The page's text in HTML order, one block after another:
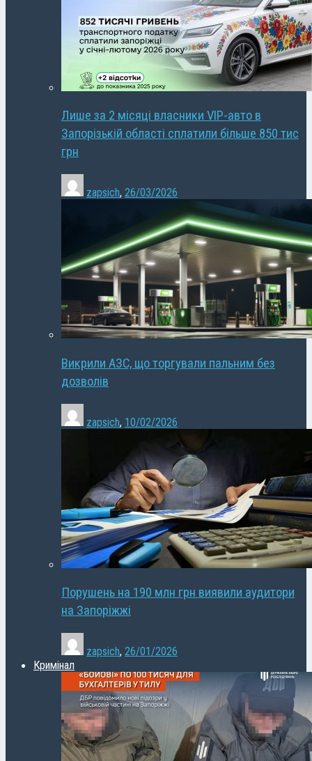
Лише за 2 місяці власники VIP-авто в
Запорізькій області сплатили більше 850 тис
грн
zapsich, 26/03/2026
Викрили АЗС, що торгували пальним без
дозволів
zapsich, 10/02/2026
Порушень на 190 млн грн виявили аудитори
на Запоріжжі
zapsich, 26/01/2026
Кримінал